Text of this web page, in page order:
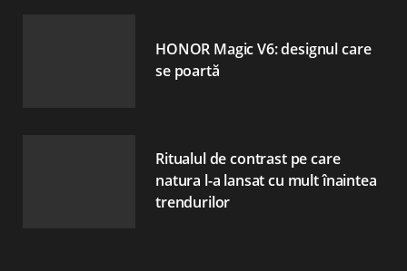
HONOR Magic V6: designul care
se poartă
Ritualul de contrast pe care
natura l-a lansat cu mult înaintea
trendurilor